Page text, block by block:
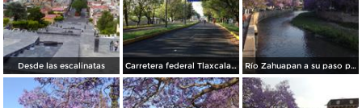
Desde las escalinatas Carretera federal Tlaxcala-Puebla. Junio/2018 Río Zahuapan a su paso por la capital de Tlaxcala. Abril/2018